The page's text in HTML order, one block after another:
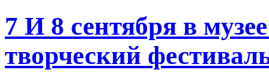
7 И 8 сентября в
творческий